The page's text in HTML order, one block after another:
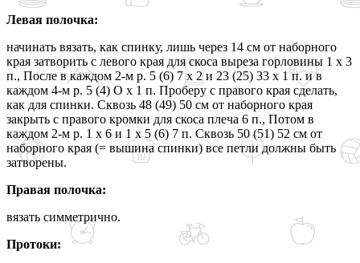
Левая полочка:
начинать вязать, как спинку, лишь через 14 см от наборного
края затворить с левого края для скоса выреза горловины 1 х 3
п., После в каждом 2-м р. 5 (6) 7 х 2 и 23 (25) 33 х 1 п. и в
каждом 4-м р. 5 (4) О х 1 п. Проберу с правого края сделать,
как для спинки. Сквозь 48 (49) 50 см от наборного края
закрыть с правого кромки для скоса плеча 6 п., Потом в
каждом 2-м р. 1 х 6 и 1 х 5 (6) 7 п. Сквозь 50 (51) 52 см от
наборного края (= вышина спинки) все петли должны быть
затворены.
Правая полочка:
вязать симметрично.
Протоки: